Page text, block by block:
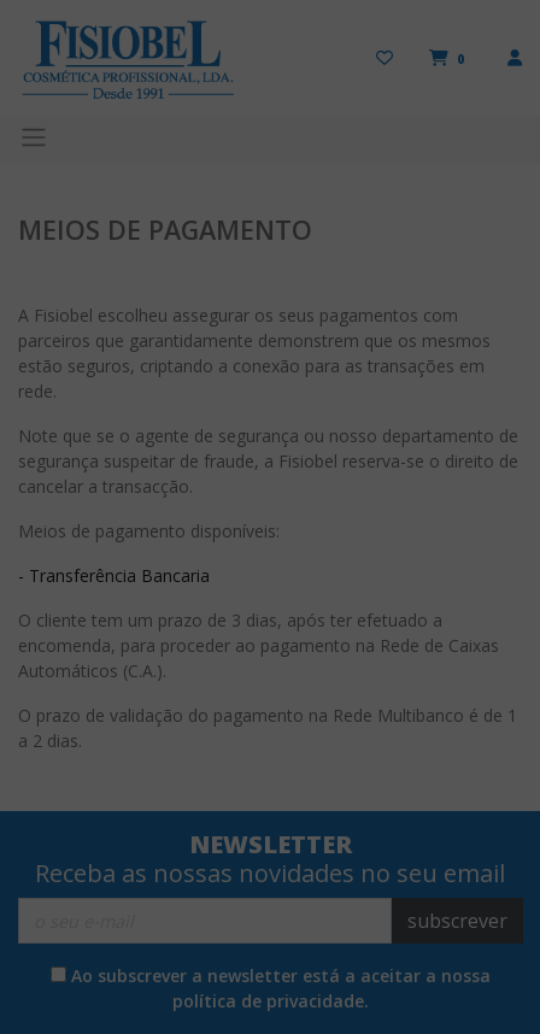
0
MEIOS DE PAGAMENTO
A Fisiobel escolheu assegurar os seus pagamentos com
parceiros que garantidamente demonstrem que os mesmos
estão seguros, criptando a conexão para as transações em
rede.
Note que se o agente de segurança ou nosso departamento de
segurança suspeitar de fraude, a Fisiobel reserva-se o direito de
cancelar a transacção.
Meios de pagamento disponíveis:
- Transferência Bancaria
O cliente tem um prazo de 3 dias, após ter efetuado a
encomenda, para proceder ao pagamento na Rede de Caixas
Automáticos (C.A.).
O prazo de validação do pagamento na Rede Multibanco é de 1
a 2 dias.
NEWSLETTER
Receba as nossas novidades no seu email
subscrever
Ao subscrever a newsletter está a aceitar a nossa
política de privacidade.